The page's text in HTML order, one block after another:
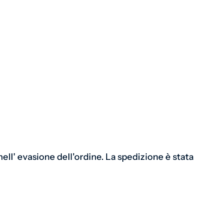
evasione dell'ordine. La spedizione è stata